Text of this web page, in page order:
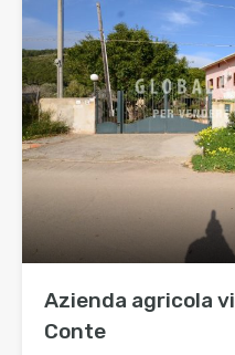
Azienda agricola
Conte